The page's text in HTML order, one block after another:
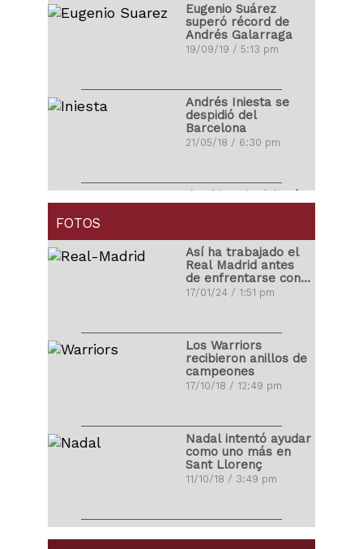
Eugenio Suárez
superó récord de
Andrés Galarraga
19/09/19 / 5:13 pm
Andrés Iniesta se
despidió del
Barcelona
21/05/18 / 6:30 pm
Ibrahimovic debutó
Carlos Correa
propuso matrimonio
Ronald Vargas se
fracturó la tibia y el
Miguel Cabrera
protagonizó pelea
FOTOS
Así ha trabajado el
Real Madrid antes
de enfrentarse con
el Atleti
17/01/24 / 1:51 pm
Los Warriors
recibieron anillos de
campeones
17/10/18 / 12:49 pm
Nadal intentó ayudar
como uno más en
Sant Llorenç
11/10/18 / 3:49 pm
LeBron James